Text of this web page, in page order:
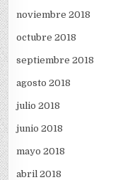
noviembre 2018
octubre 2018
septiembre 2018
agosto 2018
julio 2018
junio 2018
mayo 2018
abril 2018